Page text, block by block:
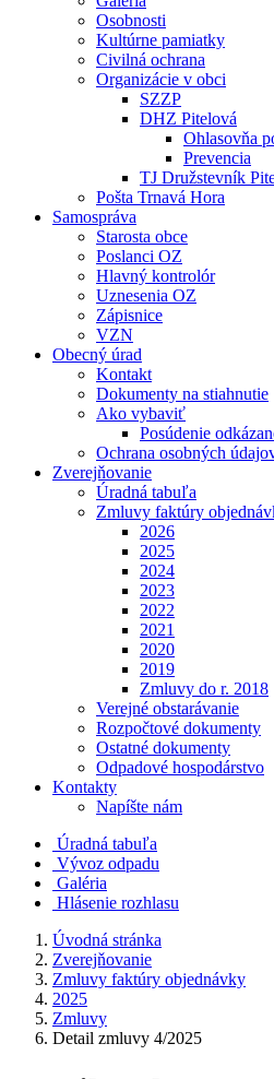
Osobnosti
Kultúrne pamiatky
Civilná ochrana
Organizácie v obci
SZZP
DHZ Pitelová
Ohlasovňa
Prevencia
TJ Družstevník
Pošta Trnavá Hora
Samospráva
Starosta obce
Poslanci OZ
Hlavný kontrolór
Uznesenia OZ
Zápisnice
VZN
Obecný úrad
Kontakt
Dokumenty na stiahnutie
Ako vybaviť
Posúdenie
Ochrana osobných
Zverejňovanie
Úradná tabuľa
Zmluvy faktúry
2026
2025
2024
2023
2022
2021
2020
2019
Zmluvy do r. 2018
Verejné obstarávanie
Rozpočtové dokumenty
Ostatné dokumenty
Odpadové hospodárstvo
Kontakty
Napíšte nám
Úradná tabuľa
Vývoz odpadu
Galéria
Hlásenie rozhlasu
Úvodná stránka
Zverejňovanie
Zmluvy faktúry objednávky
2025
Zmluvy
Detail zmluvy 4/2025